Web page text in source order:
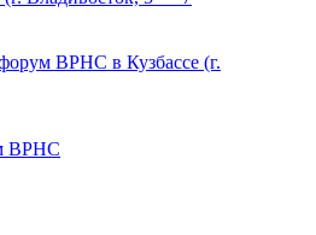
ВРНС в Кузбассе (г.
ВРНС